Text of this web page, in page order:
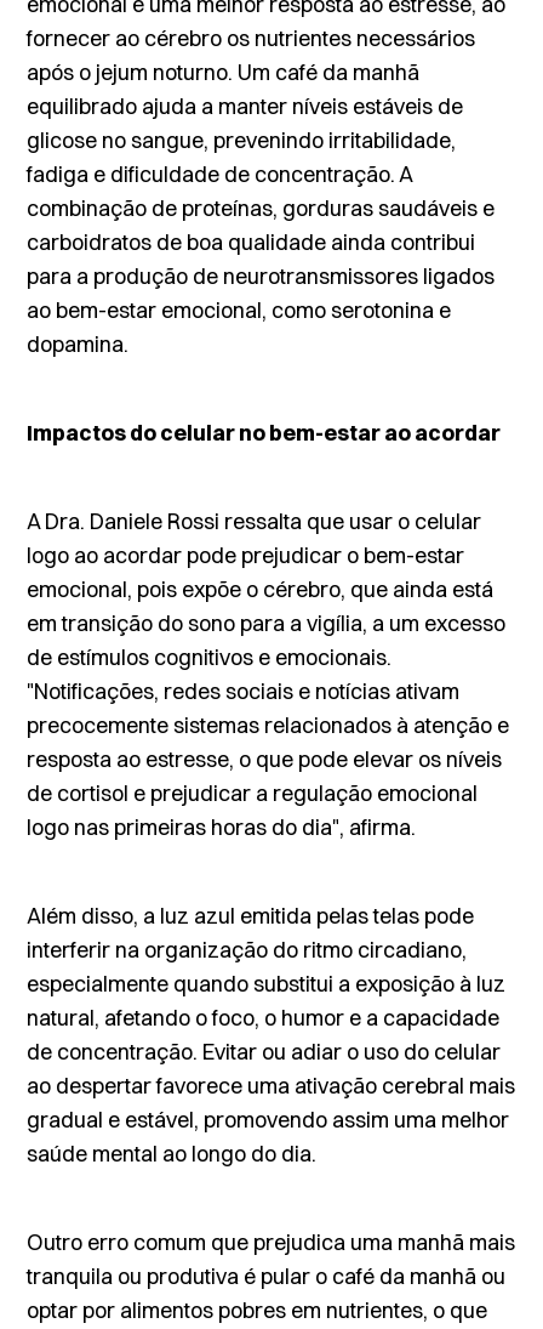
fornecer ao cérebro os nutrientes necessários
após o jejum noturno. Um café da manhã
equilibrado ajuda a manter níveis estáveis de
glicose no sangue, prevenindo irritabilidade,
fadiga e dificuldade de concentração. A
combinação de proteínas, gorduras saudáveis e
carboidratos de boa qualidade ainda contribui
para a produção de neurotransmissores ligados
ao bem-estar emocional, como serotonina e
dopamina.
Impactos do celular no bem-estar ao acordar
A Dra. Daniele Rossi ressalta que usar o celular
logo ao acordar pode prejudicar o bem-estar
emocional, pois expõe o cérebro, que ainda está
em transição do sono para a vigília, a um excesso
de estímulos cognitivos e emocionais.
"Notificações, redes sociais e notícias ativam
precocemente sistemas relacionados à atenção e
resposta ao estresse, o que pode elevar os níveis
de cortisol e prejudicar a regulação emocional
logo nas primeiras horas do dia", afirma.
Além disso, a luz azul emitida pelas telas pode
interferir na organização do ritmo circadiano,
especialmente quando substitui a exposição à luz
natural, afetando o foco, o humor e a capacidade
de concentração. Evitar ou adiar o uso do celular
ao despertar favorece uma ativação cerebral mais
gradual e estável, promovendo assim uma melhor
saúde mental ao longo do dia.
Outro erro comum que prejudica uma manhã mais
tranquila ou produtiva é pular o café da manhã ou
optar por alimentos pobres em nutrientes, o que